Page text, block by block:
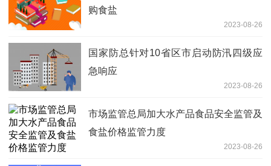
购食盐
2023-08-26
国家防总针对10省区市启动防汛四级应
急响应
2023-08-26
市场监管总局加大水产品食品安全监管及
食盐价格监管力度
2023-08-26